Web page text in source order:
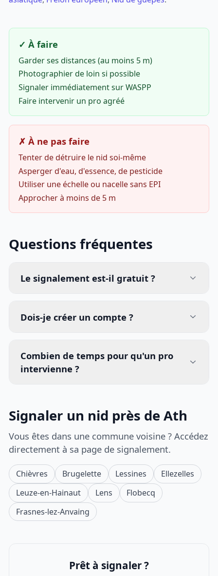
✓ À faire
Garder ses distances (au moins 5 m)
Photographier de loin si possible
Signaler immédiatement sur WASPP
Faire intervenir un pro agréé
✗ À ne pas faire
Tenter de détruire le nid soi-même
Asperger d'eau, d'essence, de pesticide
Utiliser une échelle ou nacelle sans EPI
Approcher à moins de 5 m
Questions fréquentes
Le signalement est-il gratuit ?
Dois-je créer un compte ?
Combien de temps pour qu'un pro
intervienne ?
Signaler un nid près de Ath
Vous êtes dans une commune voisine ? Accédez
directement à sa page de signalement.
Chièvres Brugelette Lessines
Ellezelles
Leuze-en-Hainaut
Lens
Flobecq
Frasnes-lez-Anvaing
Prêt à signaler ?